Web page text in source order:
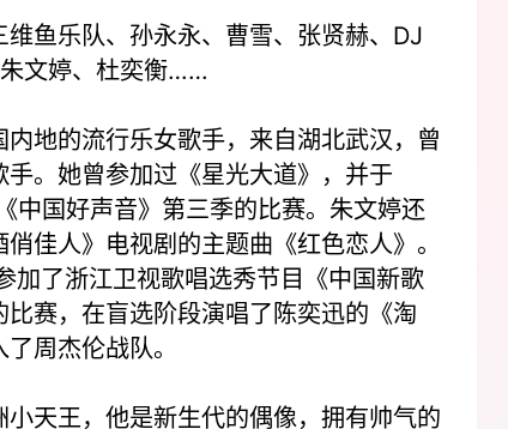
维鱼乐队、孙永永、曹雪、张贤赫、DJ
文婷、杜奕衡……
内地的流行乐女歌手，来自湖北武汉，曾
手。她曾参加过《星光大道》，并于
中国好声音》第三季的比赛。朱文婷还
佳人》电视剧的主题曲《红色恋人》。
加了浙江卫视歌唱选秀节目《中国新歌
比赛，在盲选阶段演唱了陈奕迅的《淘
周杰伦战队。
小天王，他是新生代的偶像，拥有帅气的